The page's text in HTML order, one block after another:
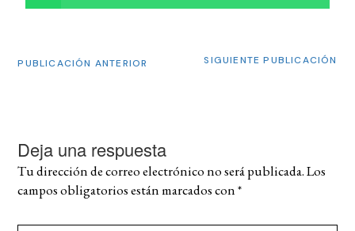
PUBLICACIÓN ANTERIOR SIGUIENTE PUBLICACIÓN
Deja una respuesta
Tu dirección de correo electrónico no será publicada. Los
campos obligatorios están marcados con*